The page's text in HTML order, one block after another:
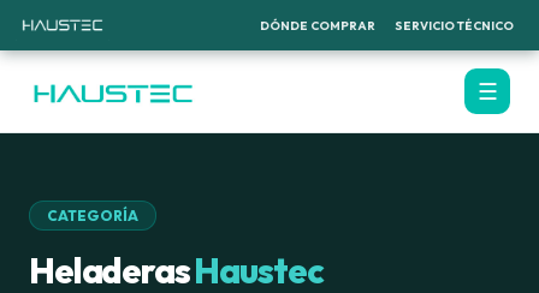
DÓNDE COMPRAR SERVICIO TÉCNICO
☰
CATEGORÍA
HeladerasHaustec